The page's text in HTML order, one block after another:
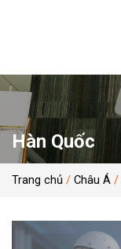
Hàn Quốc
Trang chủ / Châu Á /